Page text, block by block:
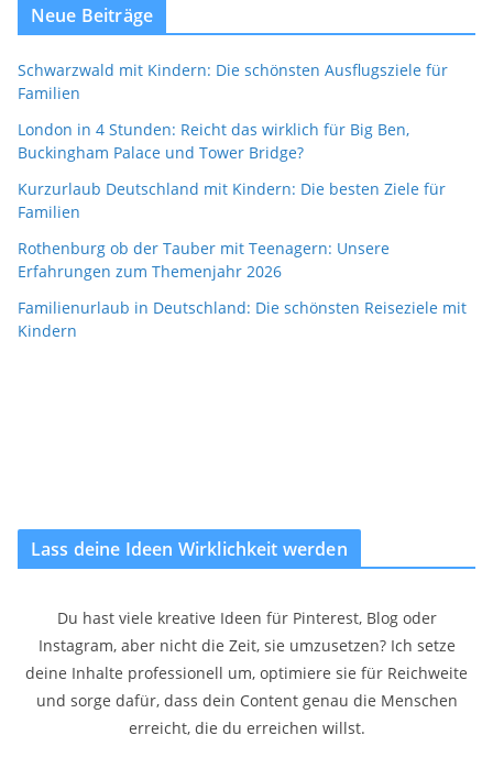
Neue Beiträge
Schwarzwald mit Kindern: Die schönsten Ausflugsziele für
Familien
London in 4 Stunden: Reicht das wirklich für Big Ben,
Buckingham Palace und Tower Bridge?
Kurzurlaub Deutschland mit Kindern: Die besten Ziele für
Familien
Rothenburg ob der Tauber mit Teenagern: Unsere
Erfahrungen zum Themenjahr 2026
Familienurlaub in Deutschland: Die schönsten Reiseziele mit
Kindern
Lass deine Ideen Wirklichkeit werden
Du hast viele kreative Ideen für Pinterest, Blog oder
Instagram, aber nicht die Zeit, sie umzusetzen? Ich setze
deine Inhalte professionell um, optimiere sie für Reichweite
und sorge dafür, dass dein Content genau die Menschen
erreicht, die du erreichen willst.